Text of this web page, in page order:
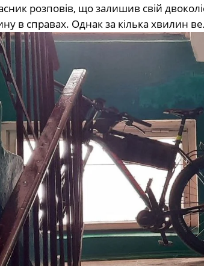
розповів, що залишив свій
в справах. Однак за кілька хвилин